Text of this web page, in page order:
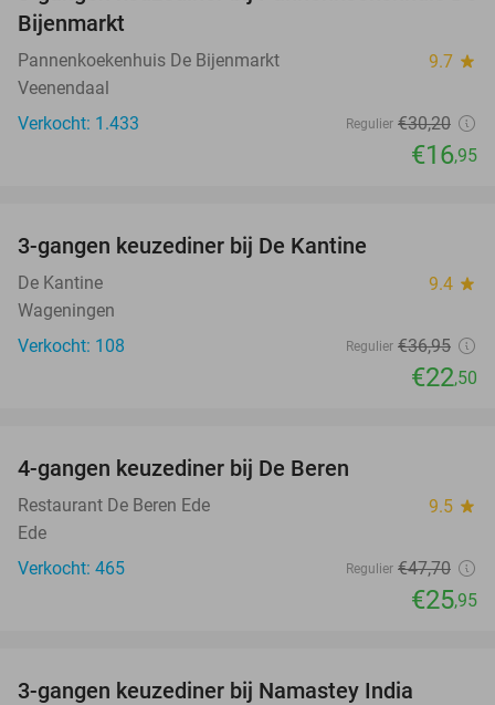
Bijenmarkt
Pannenkoekenhuis De Bijenmarkt 9.7 star
Veenendaal
Verkocht: 1.433
Regulier €30,20
€16,95
3-gangen keuzediner bij De Kantine
De Kantine 9.4 star
Wageningen
Verkocht: 108
Regulier €36,95
€22,50
4-gangen keuzediner bij De Beren
Restaurant De Beren Ede 9.5 star
Ede
Verkocht: 465
Regulier €47,70
€25,95
3-gangen keuzediner bij Namastey India